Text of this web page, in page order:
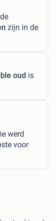
zijn in de
oud is
werd
voor